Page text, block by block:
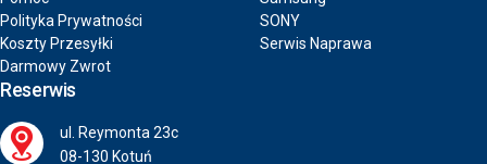
Polityka Prywatności
Koszty Przesyłki
Darmowy Zwrot
SONY
Serwis Naprawa
Reserwis
ul. Reymonta 23c
08-130 Kotuń